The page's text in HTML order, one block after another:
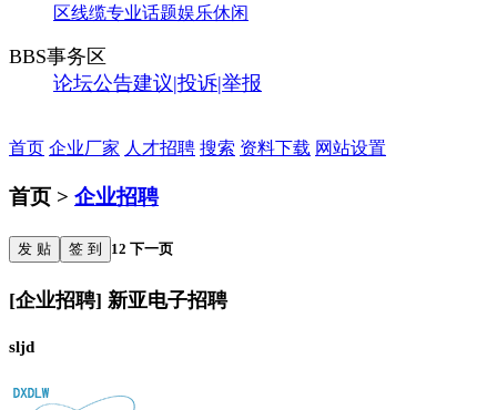
区线缆专业话题娱乐休闲
BBS事务区
论坛公告建议|投诉|举报
首页 企业厂家 人才招聘 搜索 资料下载 网站设置
首页 > 企业招聘
发 贴 签 到 12 下一页
[企业招聘] 新亚电子招聘
sljd